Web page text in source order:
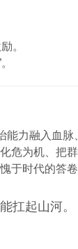
。
能力融入血
危为机、把
于时代的答卷
扛起山河。